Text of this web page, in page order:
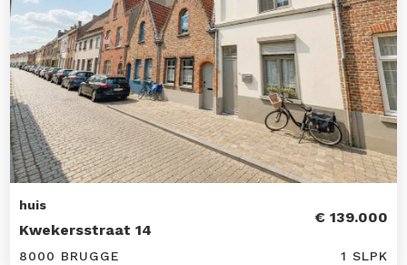
huis
Kwekersstraat 14
€ 139.000
8000 BRUGGE 1 SLPK